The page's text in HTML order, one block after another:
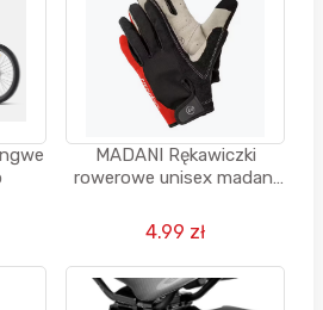
MADANI Rękawiczki
rowerowe unisex madani
rozm. M-XL
4.99 zł